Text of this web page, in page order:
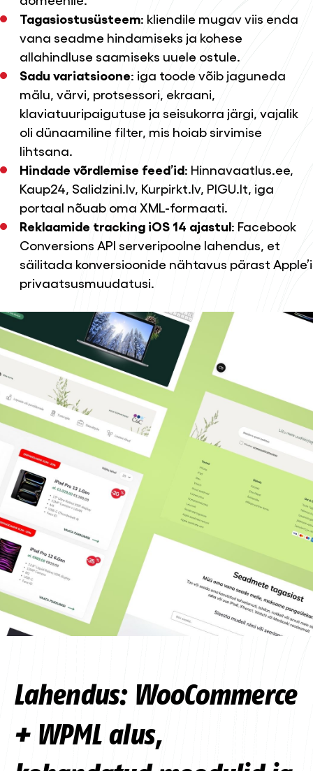
Tagasiostusüsteem: kliendile mugav viis enda
vana seadme hindamiseks ja kohese
allahindluse saamiseks uuele ostule.
Sadu variatsioone: iga toode võib jaguneda
mälu, värvi, protsessori, ekraani,
klaviatuuripaigutuse ja seisukorra järgi, vajalik
oli dünaamiline filter, mis hoiab sirvimise
lihtsana.
Hindade võrdlemise feed’id: Hinnavaatlus.ee,
Kaup24, Salidzini.lv, Kurpirkt.lv, PIGU.lt, iga
portaal nõuab oma XML-formaati.
Reklaamide tracking iOS 14 ajastul: Facebook
Conversions API serveripoolne lahendus, et
säilitada konversioonide nähtavus pärast Apple’i
privaatsusmuudatusi.
Lahendus: WooCommerce
+ WPML alus,